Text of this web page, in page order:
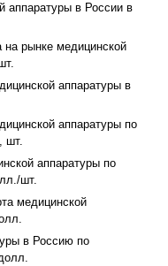
аппаратуры в России в
на рынке медицинской
аппаратуры в
аппаратуры по
шт.
аппаратуры по
шт.
медицинской
в Россию по